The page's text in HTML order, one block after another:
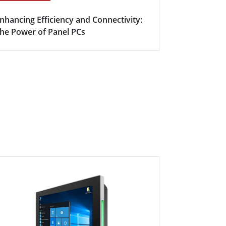
Efficiency and Connectivity:
Power of Panel PCs